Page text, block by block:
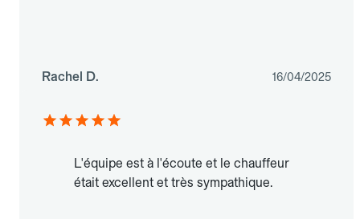
Rachel D. 16/04/2025
L'équipe est à l'écoute et le chauffeur
était excellent et très sympathique.